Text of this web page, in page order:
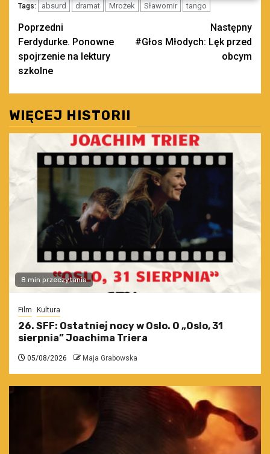
Tags: absurd dramat Mrożek Sławomir tango
Zobacz
wpisy
Poprzedni
Ferdydurke. Ponowne
spojrzenie na lektury
szkolne
Następny
#Głos Młodych: Lęk przed
obcym
WIĘCEJ HISTORII
8 min przeczytania
Film Kultura
26. SFF: Ostatniej nocy w Oslo. O „Oslo, 31
sierpnia” Joachima Triera
05/08/2026 Maja Grabowska